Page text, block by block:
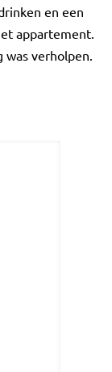
en een
appartement.
verholpen.